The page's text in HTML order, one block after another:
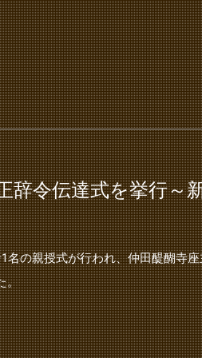
辞令伝達式を挙行～
名の親授式が行われ、仲田醍醐寺座
。